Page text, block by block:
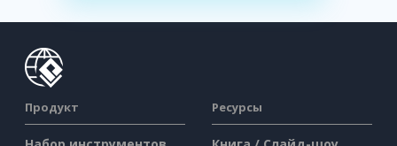
Продукт Ресурсы